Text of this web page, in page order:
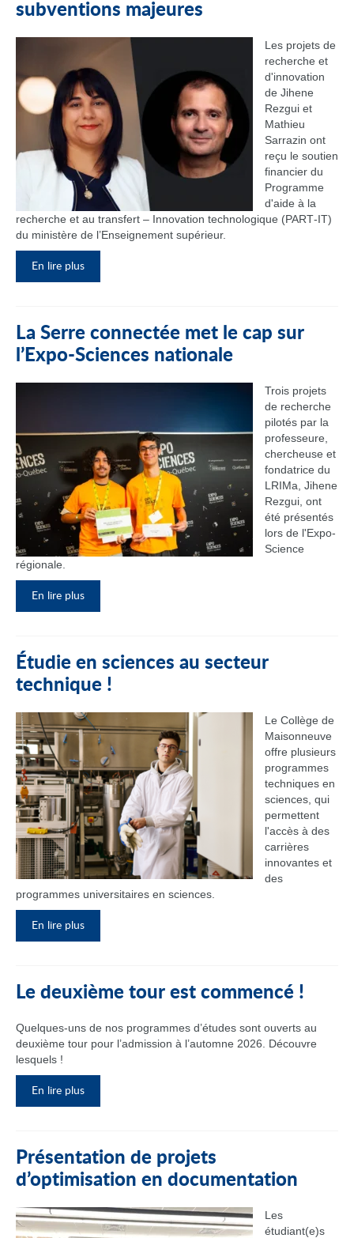
subventions majeures
Les projets de
recherche et
d'innovation
de Jihene
Rezgui et
Mathieu
Sarrazin ont
reçu le soutien
financier du
Programme
d'aide à la
recherche et au transfert – Innovation technologique (PART‑IT)
du ministère de l’Enseignement supérieur.
En lire plus
La Serre connectée met le cap sur
l’Expo-Sciences nationale
Trois projets
de recherche
pilotés par la
professeure,
chercheuse et
fondatrice du
LRIMa, Jihene
Rezgui, ont
été présentés
lors de l'Expo-
Science
régionale.
En lire plus
Étudie en sciences au secteur
technique !
Le Collège de
Maisonneuve
offre plusieurs
programmes
techniques en
sciences, qui
permettent
l'accès à des
carrières
innovantes et
des
programmes universitaires en sciences.
En lire plus
Le deuxième tour est commencé !
Quelques-uns de nos programmes d’études sont ouverts au
deuxième tour pour l’admission à l’automne 2026. Découvre
lesquels !
En lire plus
Présentation de projets
d’optimisation en documentation
Les
étudiant(e)s